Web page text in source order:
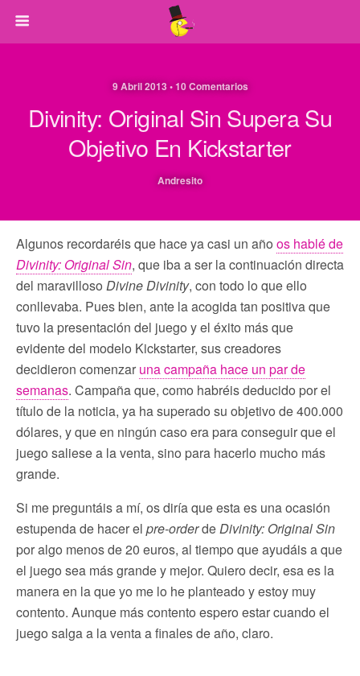
9 Abril 2013 • 10 Comentarios
Divinity: Original Sin Supera Su
Objetivo En Kickstarter
Andresito
Algunos recordaréis que hace ya casi un año os hablé de
Divinity: Original Sin, que iba a ser la continuación directa
del maravilloso Divine Divinity, con todo lo que ello
conllevaba. Pues bien, ante la acogida tan positiva que
tuvo la presentación del juego y el éxito más que
evidente del modelo Kickstarter, sus creadores
decidieron comenzar una campaña hace un par de
semanas. Campaña que, como habréis deducido por el
título de la noticia, ya ha superado su objetivo de 400.000
dólares, y que en ningún caso era para conseguir que el
juego saliese a la venta, sino para hacerlo mucho más
grande.
Si me preguntáis a mí, os diría que esta es una ocasión
estupenda de hacer el pre-orderdeDivinity: Original Sin
por algo menos de 20 euros, al tiempo que ayudáis a que
el juego sea más grande y mejor. Quiero decir, esa es la
manera en la que yo me lo he planteado y estoy muy
contento. Aunque más contento espero estar cuando el
juego salga a la venta a finales de año, claro.